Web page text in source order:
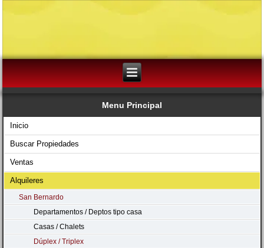
Menu Principal
Inicio
Buscar Propiedades
Ventas
Alquileres
San Bernardo
Departamentos / Deptos tipo casa
Casas / Chalets
Dúplex / Triplex